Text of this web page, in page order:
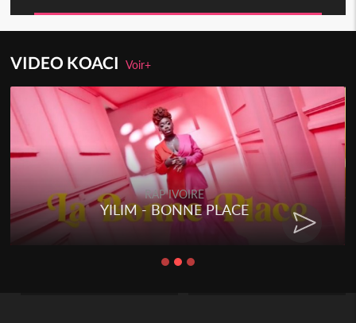
VIDEO KOACIVoir+
RAP IVOIRE
YILIM - BONNE PLACE